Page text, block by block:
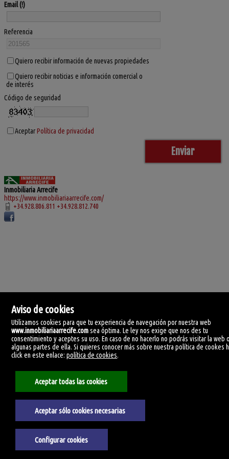
Email
Referencia
Quiero recibir información de nuevas propiedades
Quiero recibir noticias e información comercial o
de interés
Código de seguridad
AceptarPolítica de privacidad
Inmobiliaria Arrecife
https://www.inmobiliariaarrecife.com/
+34.928.806.811 +34.928.812.740
Inmobiliaria Arrecife
C/ Méjico nº 19, Local 1.
35500 Arrecife, Las Palmas
+34.928.806.811
+34.928.812.740
Aviso Legal
Política de Cookies
Aviso de cookies
Utilizamos cookies para que tu experiencia de navegación por nuestra web
www.inmobiliariaarrecife.comsea óptima. Le ley nos exige que nos des tu
consentimiento y aceptes su uso. En caso de no hacerlo no podrás visitar la web
algunas partes de ella. Si quieres conocer más sobre nuestra política de cookes
click en este enlace:política de cookies.
Aceptar todas las cookies
Aceptar sólo cookies necesarias
Configurar cookies